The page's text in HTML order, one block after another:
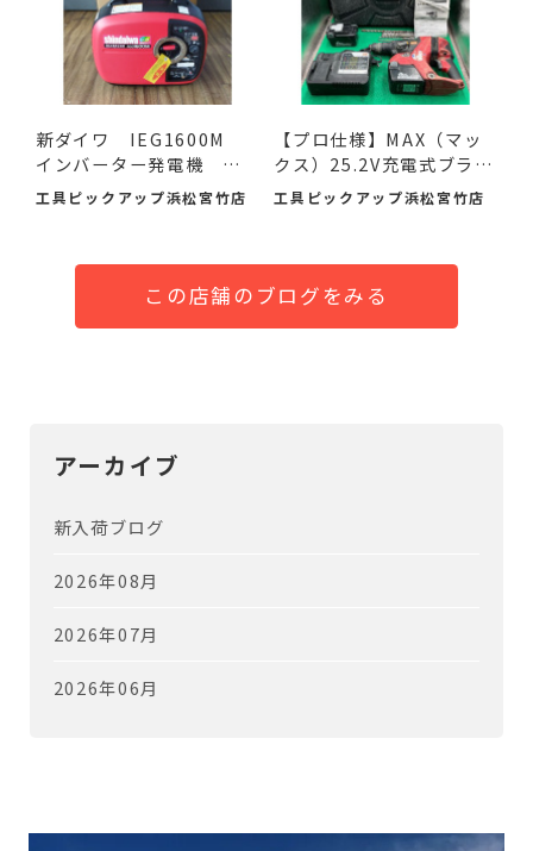
新ダイワ IEG1600M
インバーター発電機 入
荷し...
工具ピックアップ浜松宮竹店
【プロ仕様】MAX（マッ
クス）25.2V充電式ブラシ
レ...
工具ピックアップ浜松宮竹店
この店舗のブログをみる
アーカイブ
新入荷ブログ
2026年08月
2026年07月
2026年06月